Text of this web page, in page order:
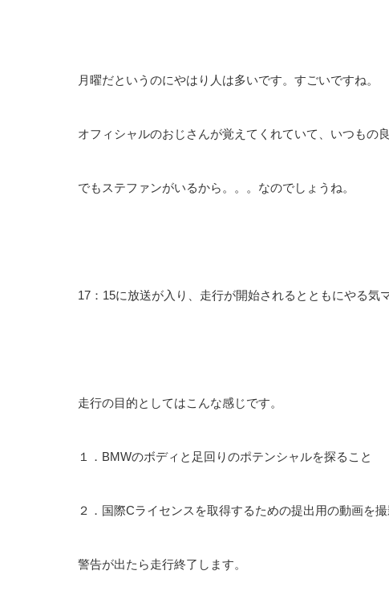
月曜だというのにやはり人は多いです。すごいですね。
オフィシャルのおじさんが覚えてくれていて、いつもの
でもステファンがいるから。。。なのでしょうね。
17：15に放送が入り、走行が開始されるとともにやる気
走行の目的としてはこんな感じです。
１．BMWのボディと足回りのポテンシャルを探ること
２．国際Cライセンスを取得するための提出用の動画を
警告が出たら走行終了します。